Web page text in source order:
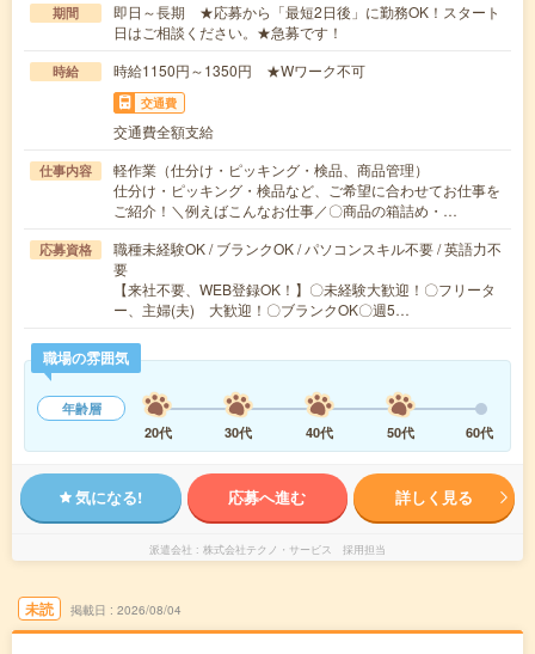
期間
即日～長期 ★応募から「最短2日後」に勤務OK！スタート
日はご相談ください。★急募です！
時給 時給1150円～1350円 ★Wワーク不可
交通費
交通費全額支給
仕事内容
軽作業（仕分け・ピッキング・検品、商品管理）
仕分け・ピッキング・検品など、ご希望に合わせてお仕事を
ご紹介！＼例えばこんなお仕事／〇商品の箱詰め・…
応募資格
職種未経験OK / ブランクOK / パソコンスキル不要 / 英語力不
要
【来社不要、WEB登録OK！】〇未経験大歓迎！〇フリータ
ー、主婦(夫) 大歓迎！〇ブランクOK〇週5…
職場の雰囲気
年齢層
20代
30代 40代 50代 60代
気になる! 応募へ進む 詳しく見る
派遣会社 株式会社テクノ・サービス 採用担当
未読 掲載日 2026/08/04